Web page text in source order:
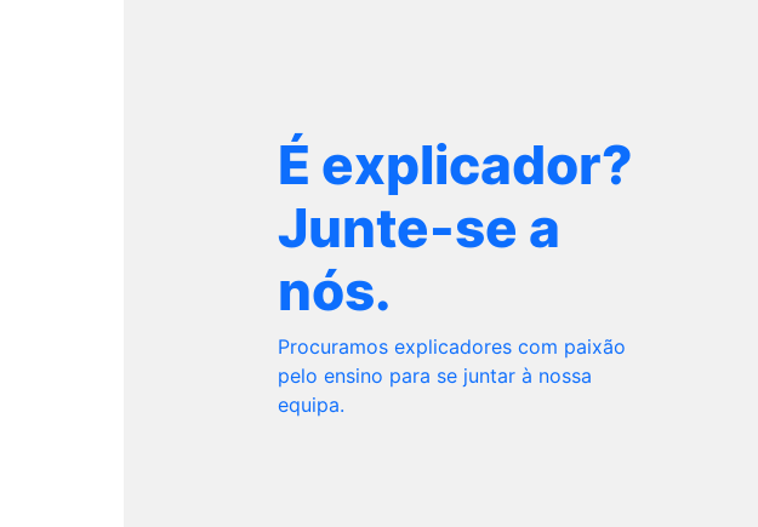
É explicador?
Junte-se a
nós.
Procuramos explicadores com paixão
pelo ensino para se juntar à nossa
equipa.